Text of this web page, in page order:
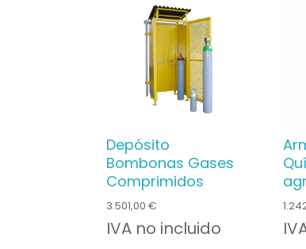
Depósito
Bombonas Gases
Comprimidos
3.501,00€
IVA no incluido